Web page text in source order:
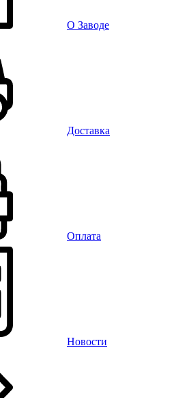
О Заводе
Доставка
Оплата
Новости